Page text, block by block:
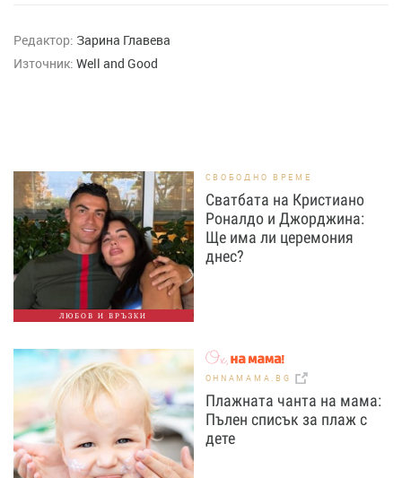
Редактор: Зарина Главева
Източник: Well and Good
ЛЮБОВ И ВРЪЗКИ
СВОБОДНО ВРЕМЕ
Сватбата на Кристиано
Роналдо и Джорджина:
Ще има ли церемония
днес?
OHNAMAMA.BG
Плажната чанта на мама:
Пълен списък за плаж с
дете